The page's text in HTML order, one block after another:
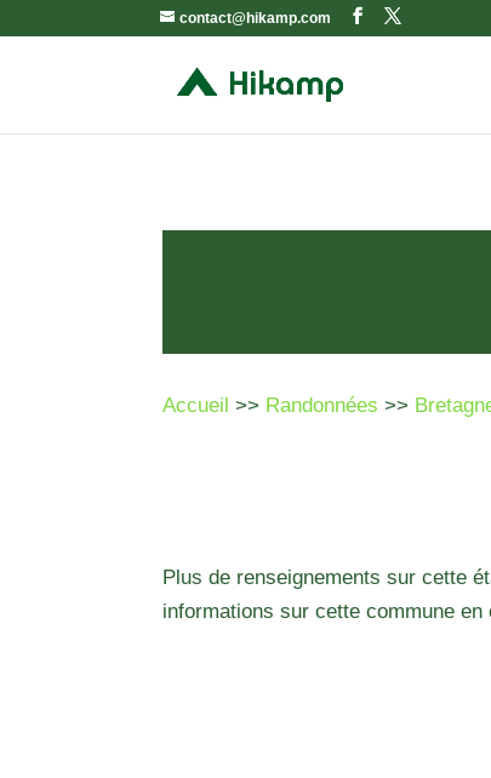
contact@hikamp.com
Accueil >> Randonnées >>
Plus de renseignements sur cette
informations sur cette commune en